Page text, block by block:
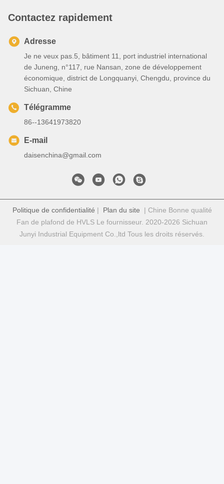
Contactez rapidement
Adresse
Je ne veux pas.5, bâtiment 11, port industriel international
de Juneng, n°117, rue Nansan, zone de développement
économique, district de Longquanyi, Chengdu, province du
Sichuan, Chine
Télégramme
86--13641973820
E-mail
daisenchina@gmail.com
Politique de confidentialité | Plan du site | Chine Bonne qualité
Fan de plafond de HVLS Le fournisseur. 2020-2026 Sichuan
Junyi Industrial Equipment Co.,ltd Tous les droits réservés.